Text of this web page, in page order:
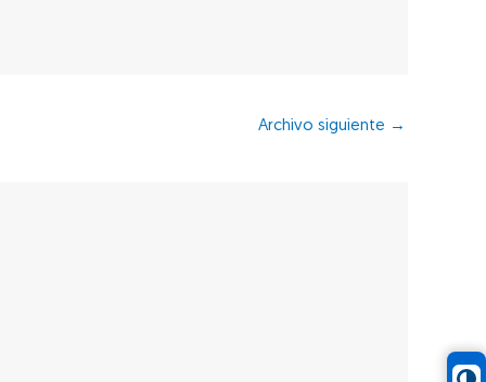
Archivo siguiente →